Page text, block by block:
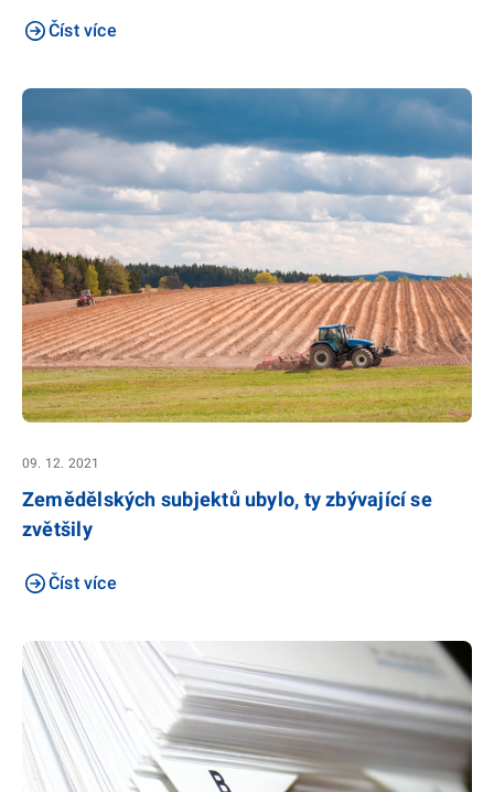
Číst více
09. 12. 2021
Zemědělských subjektů ubylo, ty zbývající se
zvětšily
Číst více